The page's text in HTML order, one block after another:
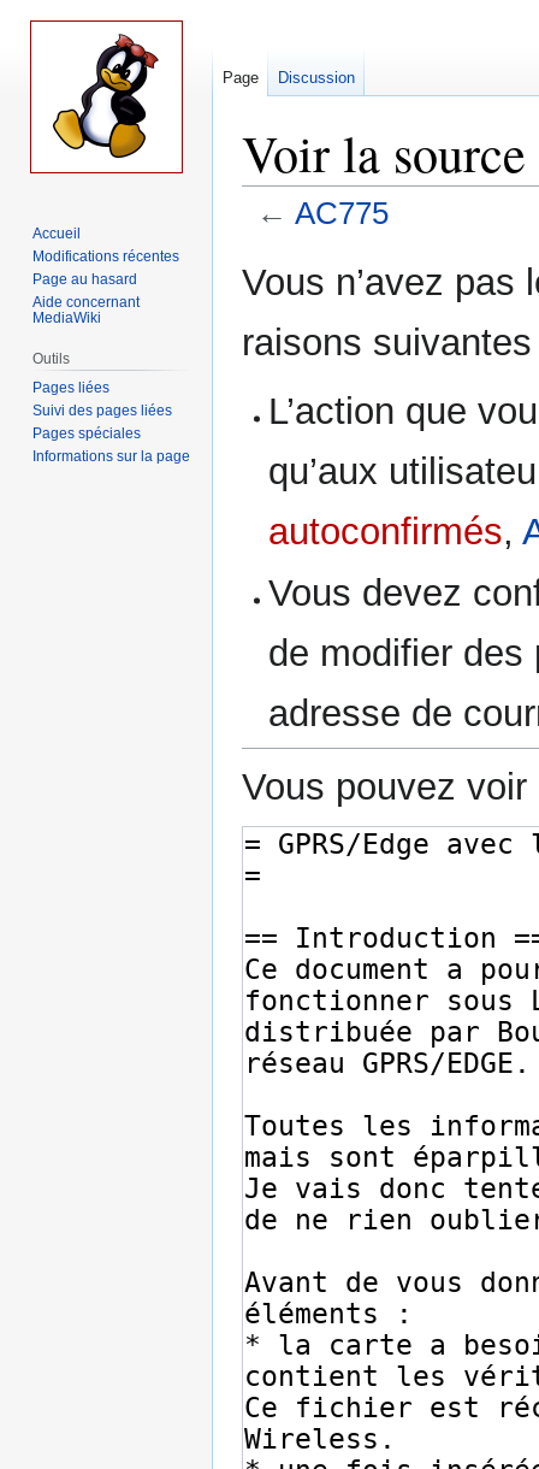
Voir la
← AC775
à
navigation
à
recherche
Vous n’avez pas
raisons suivantes
L’action que
qu’aux
autoconfirmés,
Vous devez
de modifier des
adresse de
Vous pouvez
Page Discussion
Accueil
Modifications récentes
Page au hasard
Aide concernant
MediaWiki
Outils
Pages liées
Suivi des pages liées
Pages spéciales
Informations sur la page